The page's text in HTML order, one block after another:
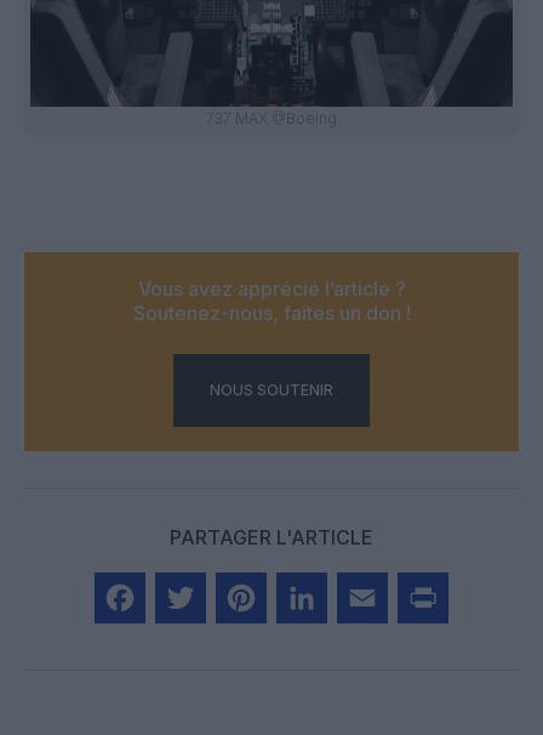
737 MAX @Boeing
Vous avez apprécié l’article ?
Soutenez-nous, faites un don !
NOUS SOUTENIR
PARTAGER L'ARTICLE